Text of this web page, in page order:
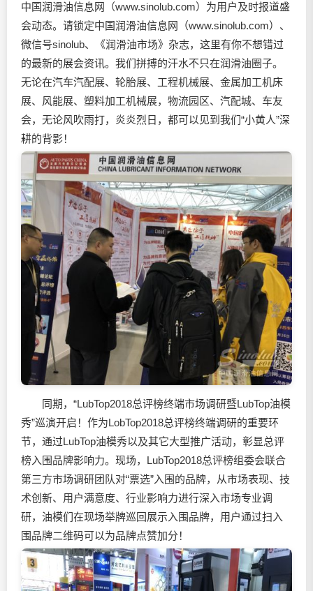
中国润滑油信息网（www.sinolub.com）为用户及时报道盛
会动态。请锁定中国润滑油信息网（www.sinolub.com）、
微信号sinolub、《润滑油市场》杂志，这里有你不想错过
的最新的展会资讯。我们拼搏的汗水不只在润滑油圈子。
无论在汽车汽配展、轮胎展、工程机械展、金属加工机床
展、风能展、塑料加工机械展，物流园区、汽配城、车友
会，无论风吹雨打，炎炎烈日，都可以见到我们“小黄人”深
耕的背影！
同期，“LubTop2018总评榜终端市场调研暨LubTop油模
秀”巡演开启！作为LobTop2018总评榜终端调研的重要环
节，通过LubTop油模秀以及其它大型推广活动，彰显总评
榜入围品牌影响力。现场，LubTop2018总评榜组委会联合
第三方市场调研团队对“票选”入围的品牌，从市场表现、技
术创新、用户满意度、行业影响力进行深入市场专业调
研，油模们在现场举牌巡回展示入围品牌，用户通过扫入
围品牌二维码可以为品牌点赞加分！